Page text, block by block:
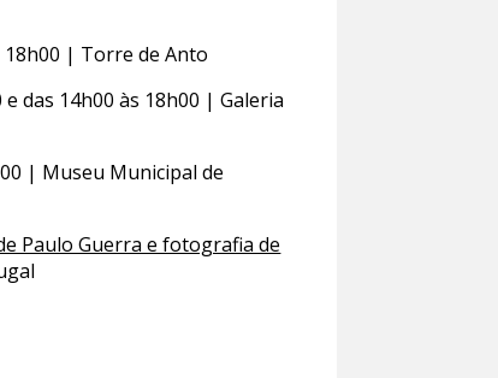
18h00 | Torre de Anto
das 14h00 às 18h00 | Galeria
| Museu Municipal de
Paulo Guerra e fotografia de